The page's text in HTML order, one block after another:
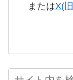
またはX(